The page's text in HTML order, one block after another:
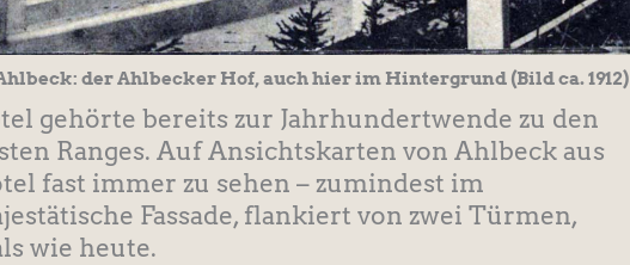
der Ahlbecker Hof, auch hier im Hintergrund (Bild ca. 1912)
gehörte bereits zur Jahrhundertwende zu den
Ranges. Auf Ansichtskarten von Ahlbeck aus
fast immer zu sehen – zumindest im
Fassade, flankiert von zwei Türmen,
wie heute.